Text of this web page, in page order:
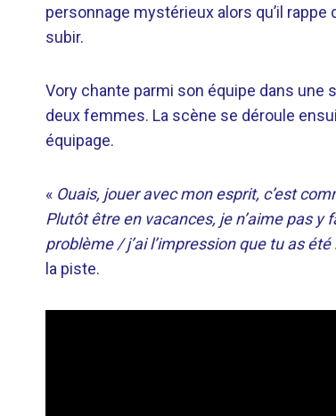
personnage mystérieux alors qu’il
subir.
Vory chante parmi son équipe dans une
deux femmes. La scène se déroule
équipage.
« Ouais, jouer avec mon esprit, c’est
Plutôt être en vacances, je n’aime pas y
problème / j’ai l’impression que tu as
la piste.